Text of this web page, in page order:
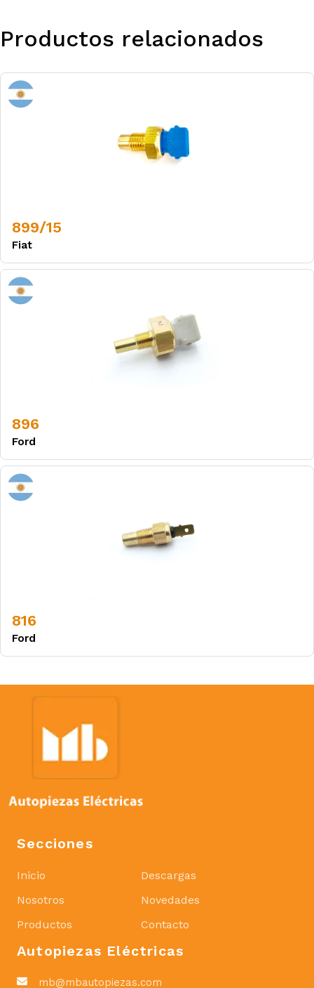
Productos relacionados
899/15
Fiat
896
Ford
816
Ford
Secciones
Inicio
Nosotros
Productos
Descargas
Novedades
Contacto
Autopiezas Eléctricas
mb@mbautopiezas.com